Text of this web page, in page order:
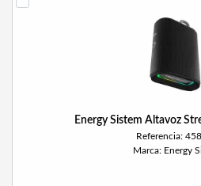
Energy Sistem Altavoz
Referencia:
Marca: Energy